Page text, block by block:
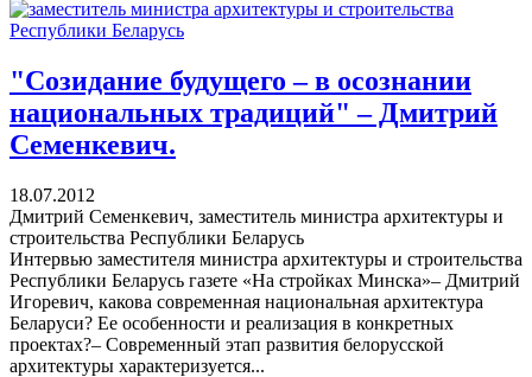
"Созидание будущего – в осознании
национальных традиций" – Дмитрий
Семенкевич.
18.07.2012
Дмитрий Семенкевич, заместитель министра архитектуры и
строительства Республики Беларусь
Интервью заместителя министра архитектуры и строительства
Республики Беларусь газете «На стройках Минска»– Дмитрий
Игоревич, какова современная национальная архитектура
Беларуси? Ее особенности и реализация в конкретных
проектах?– Современный этап развития белорусской
архитектуры характеризуется...